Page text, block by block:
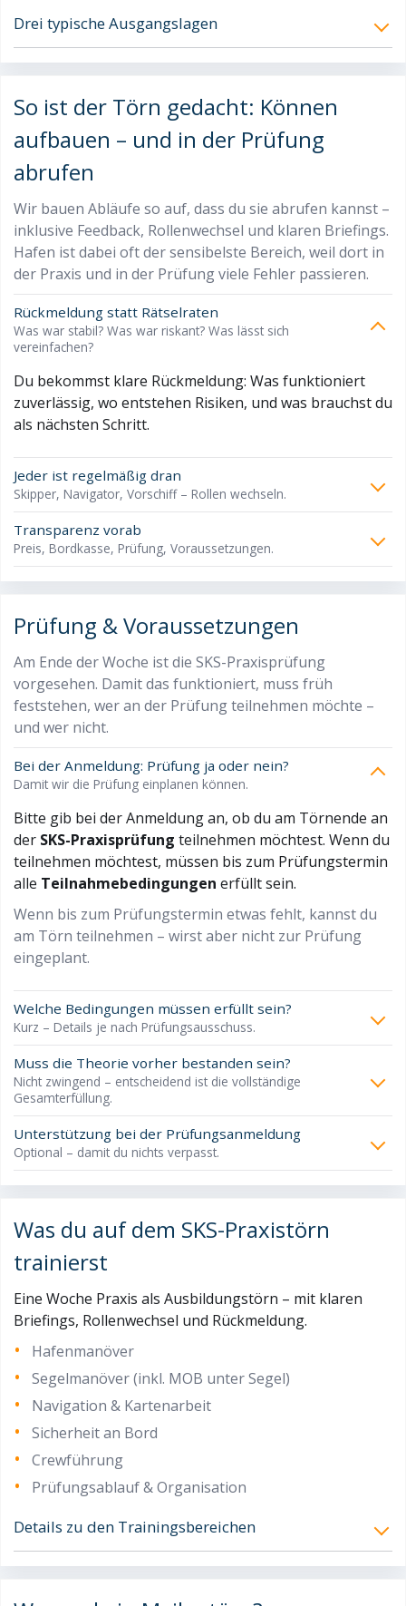
Drei typische Ausgangslagen
So ist der Törn gedacht: Können
aufbauen – und in der Prüfung
abrufen
Wir bauen Abläufe so auf, dass du sie abrufen kannst –
inklusive Feedback, Rollenwechsel und klaren Briefings.
Hafen ist dabei oft der sensibelste Bereich, weil dort in
der Praxis und in der Prüfung viele Fehler passieren.
Rückmeldung statt Rätselraten
Was war stabil? Was war riskant? Was lässt sich
vereinfachen?
Du bekommst klare Rückmeldung: Was funktioniert
zuverlässig, wo entstehen Risiken, und was brauchst du
als nächsten Schritt.
Jeder ist regelmäßig dran
Skipper, Navigator, Vorschiff – Rollen wechseln.
Transparenz vorab
Preis, Bordkasse, Prüfung, Voraussetzungen.
Prüfung & Voraussetzungen
Am Ende der Woche ist die SKS-Praxisprüfung
vorgesehen. Damit das funktioniert, muss früh
feststehen, wer an der Prüfung teilnehmen möchte –
und wer nicht.
Bei der Anmeldung: Prüfung ja oder nein?
Damit wir die Prüfung einplanen können.
Bitte gib bei der Anmeldung an, ob du am Törnende an
der SKS-Praxisprüfung teilnehmen möchtest. Wenn du
teilnehmen möchtest, müssen bis zum Prüfungstermin
alle Teilnahmebedingungen erfüllt sein.
Wenn bis zum Prüfungstermin etwas fehlt, kannst du
am Törn teilnehmen – wirst aber nicht zur Prüfung
eingeplant.
Welche Bedingungen müssen erfüllt sein?
Kurz – Details je nach Prüfungsausschuss.
Muss die Theorie vorher bestanden sein?
Nicht zwingend – entscheidend ist die vollständige
Gesamterfüllung.
Unterstützung bei der Prüfungsanmeldung
Optional – damit du nichts verpasst.
Was du auf dem SKS-Praxistörn
trainierst
Eine Woche Praxis als Ausbildungstörn – mit klaren
Briefings, Rollenwechsel und Rückmeldung.
Hafenmanöver
Segelmanöver (inkl. MOB unter Segel)
Navigation & Kartenarbeit
Sicherheit an Bord
Crewführung
Prüfungsablauf & Organisation
Details zu den Trainingsbereichen